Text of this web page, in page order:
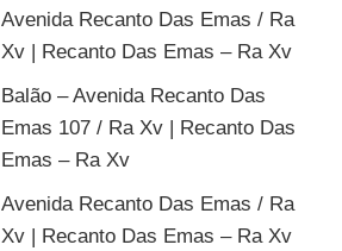
Avenida Recanto Das Emas / Ra
Xv | Recanto Das Emas – Ra Xv
Balão – Avenida Recanto Das
Emas 107 / Ra Xv | Recanto Das
Emas – Ra Xv
Avenida Recanto Das Emas / Ra
Xv | Recanto Das Emas – Ra Xv